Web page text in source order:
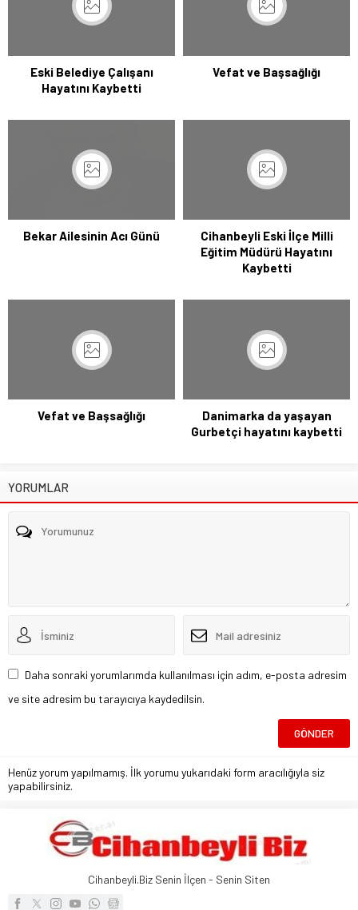
Eski Belediye Çalışanı
Hayatını Kaybetti
Vefat ve Başsağlığı
Bekar Ailesinin Acı Günü
Cihanbeyli Eski İlçe Milli
Eğitim Müdürü Hayatını
Kaybetti
Vefat ve Başsağlığı
Danimarka da yaşayan
Gurbetçi hayatını kaybetti
YORUMLAR
Daha sonraki yorumlarımda kullanılması için adım, e-posta adresim
ve site adresim bu tarayıcıya kaydedilsin.
Henüz yorum yapılmamış. İlk yorumu yukarıdaki form aracılığıyla siz
yapabilirsiniz.
Cihanbeyli.Biz Senin İlçen - Senin Siten